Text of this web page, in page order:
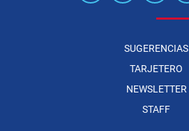
SUGERENCIAS
TARJETERO
NEWSLETTER
STAFF